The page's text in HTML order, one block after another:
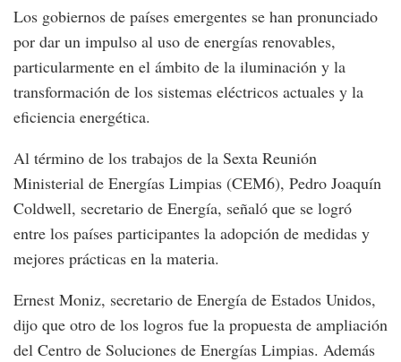
Los gobiernos de países emergentes se han pronunciado
por dar un impulso al uso de energías renovables,
particularmente en el ámbito de la iluminación y la
transformación de los sistemas eléctricos actuales y la
eficiencia energética.
Al término de los trabajos de la Sexta Reunión
Ministerial de Energías Limpias (CEM6), Pedro Joaquín
Coldwell, secretario de Energía, señaló que se logró
entre los países participantes la adopción de medidas y
mejores prácticas en la materia.
Ernest Moniz, secretario de Energía de Estados Unidos,
dijo que otro de los logros fue la propuesta de ampliación
del Centro de Soluciones de Energías Limpias. Además